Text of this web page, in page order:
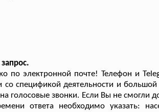
по электронной почте! Телефон и
со спецификой деятельности и большой
голосовые звонки. Если Вы не смогли
ответа необходимо указать: